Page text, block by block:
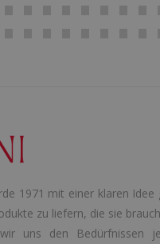
1971 mit einer klaren Idee
zu liefern, die sie
uns den Bedürfnissen